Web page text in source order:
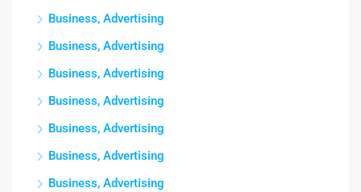
Business, Advertising
Business, Advertising
Business, Advertising
Business, Advertising
Business, Advertising
Business, Advertising
Business, Advertising